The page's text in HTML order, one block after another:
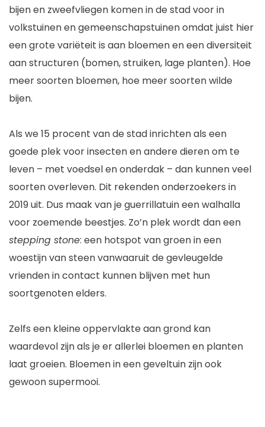
bijen en zweefvliegen komen in de stad voor in
volkstuinen en gemeenschapstuinen omdat juist hier
een grote variëteit is aan bloemen en een diversiteit
aan structuren (bomen, struiken, lage planten). Hoe
meer soorten bloemen, hoe meer soorten wilde
bijen.
Als we ​15 procent van de stad inrichten als een
goede plek voor insecten en andere dieren om te
leven – met voedsel en onderdak – dan kunnen veel
soorten overleven. Dit rekenden onderzoekers in
2019 uit. Dus maak van je guerrillatuin een walhalla
voor zoemende beestjes. Zo’n plek wordt dan een
stepping stone: een hotspot van groen in een
woestijn van steen vanwaaruit de gevleugelde
vrienden in contact kunnen blijven met hun
soortgenoten elders.
Zelfs een kleine oppervlakte aan grond kan
waardevol zijn als je er allerlei bloemen en planten
laat groeien. Bloemen in een geveltuin zijn ook
gewoon supermooi.